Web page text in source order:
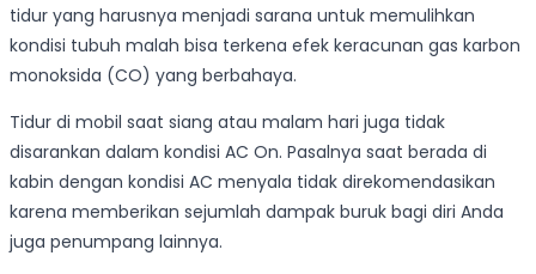
tidur yang harusnya menjadi sarana untuk memulihkan
kondisi tubuh malah bisa terkena efek keracunan gas karbon
monoksida (CO) yang berbahaya.
Tidur di mobil saat siang atau malam hari juga tidak
disarankan dalam kondisi AC On. Pasalnya saat berada di
kabin dengan kondisi AC menyala tidak direkomendasikan
karena memberikan sejumlah dampak buruk bagi diri Anda
juga penumpang lainnya.